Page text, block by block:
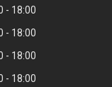
18:00
18:00
18:00
18:00